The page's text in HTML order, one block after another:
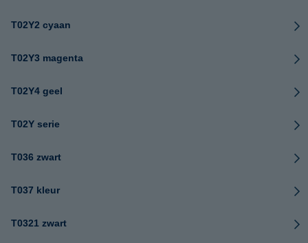
T02Y2 cyaan
T02Y3 magenta
T02Y4 geel
T02Y serie
T036 zwart
T037 kleur
T0321 zwart